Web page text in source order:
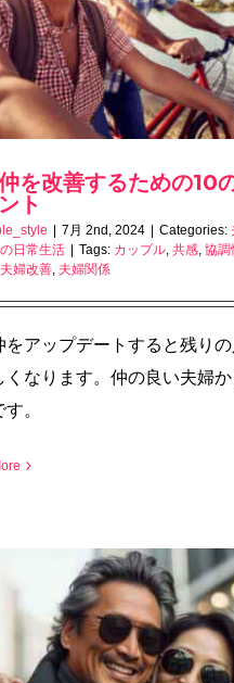
を改善するための10
ト
| 7月 2nd, 2024 | Categories:
日常生活 | Tags: カップル 共感 協調
夫婦改善 夫婦関係
をアップデートすると残り
くなります。仲の良い夫婦
。